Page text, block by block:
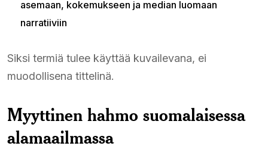
asemaan, kokemukseen ja median luomaan
narratiiviin
Siksi termiä tulee käyttää kuvailevana, ei
muodollisena tittelinä.
Myyttinen hahmo suomalaisessa
alamaailmassa